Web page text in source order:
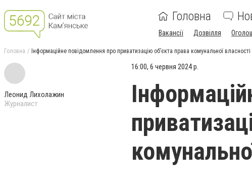
Головна
Вакансії Дозвілля
Головна Інформаційне повідомлення про приватизацію об’єкта права комунальної власності
Леонид Лихолажин
Журналист
16:00, 6 червня 2024 р.